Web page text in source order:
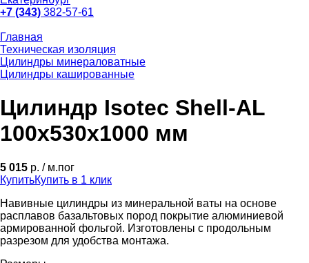
+7 (343) 382-57-61
Главная
Техническая изоляция
Цилиндры минераловатные
Цилиндры кашированные
Цилиндр Isotec Shell-AL
100x530x1000 мм
5 015 р. / м.пог
КупитьКупить в 1 клик
Навивные цилиндры из минеральной ваты на основе
расплавов базальтовых пород покрытие алюминиевой
армированной фольгой. Изготовлены с продольным
разрезом для удобства монтажа.